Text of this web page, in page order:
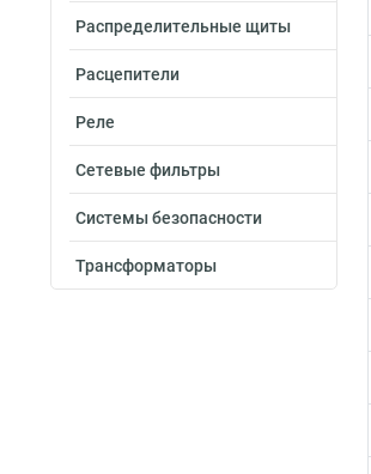
Распределительные щиты
Расцепители
Реле
Сетевые фильтры
Системы безопасности
Трансформаторы